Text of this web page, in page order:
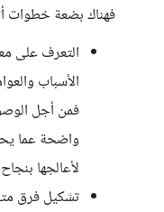
فهناك بضعة خطوات
التعرف على
الأسباب
فمن أجل
واضحة عما
لأعالجها بنجاح
تشكيل فرق